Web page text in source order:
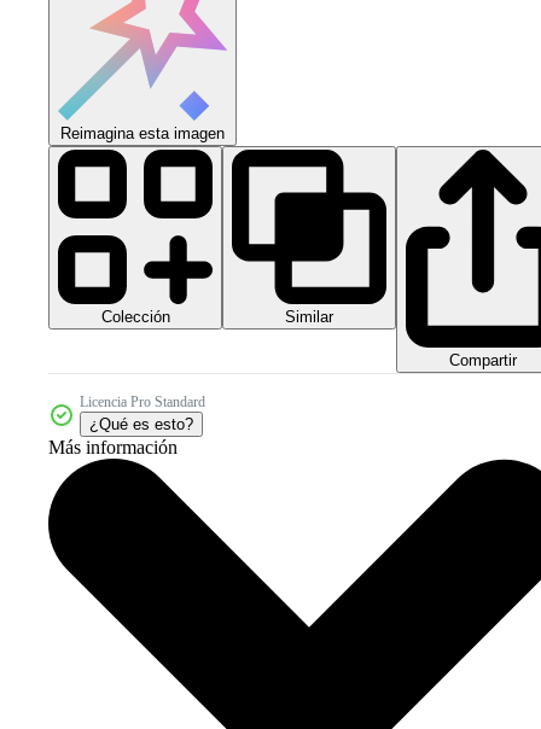
Reimagina esta imagen
Colección Similar
Compartir
Licencia Pro Standard
¿Qué es esto?
Más información